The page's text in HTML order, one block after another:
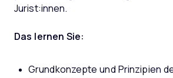
Jurist:innen.
Das lernen Sie:
Grundkonzepte und Prinzipien